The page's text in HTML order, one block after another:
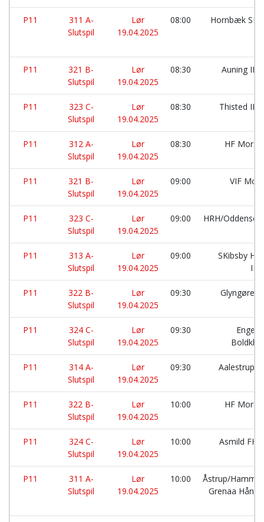
P11
311 A-
Slutspil
Lør
19.04.2025
08:00 Hornbæk
P11
321 B-
Slutspil
Lør
19.04.2025
08:30 Auning IF
P11
323 C-
Slutspil
Lør
19.04.2025
08:30 Thisted
P11
312 A-
Slutspil
Lør
19.04.2025
08:30 HF
P11
321 B-
Slutspil
Lør
19.04.2025
09:00 VIF
P11
323 C-
Slutspil
Lør
19.04.2025
09:00 HRH/
P11
313 A-
Slutspil
Lør
19.04.2025
09:00
SKibsby
P11
322 B-
Slutspil
Lør
19.04.2025
09:30 Glyngøre
P11
324 C-
Slutspil
Lør
19.04.2025
09:30
P11
314 A-
Slutspil
Lør
19.04.2025
09:30 Aalestrup
P11
322 B-
Slutspil
Lør
19.04.2025
10:00 HF
P11
324 C-
Slutspil
Lør
19.04.2025
10:00 Asmild
P11
311 A-
Slutspil
Lør
19.04.2025
10:00
Åstrup/
Grenaa